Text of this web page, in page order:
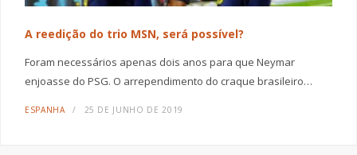
A reedição do trio MSN, será possível?
Foram necessários apenas dois anos para que Neymar
enjoasse do PSG. O arrependimento do craque brasileiro…
ESPANHA 25 DE JUNHO DE 2019